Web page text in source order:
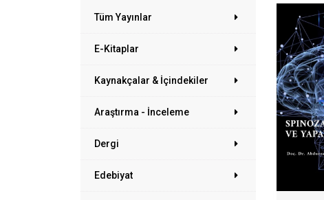
Tüm Yayınlar
E-Kitaplar
Kaynakçalar & İçindekiler
Araştırma - İnceleme
Dergi
Edebiyat